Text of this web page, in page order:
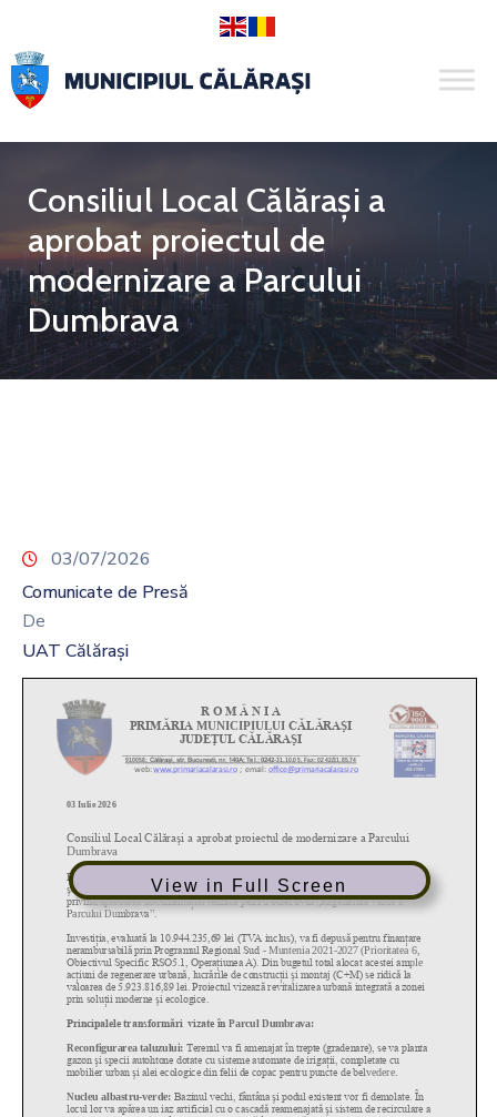
Consiliul Local Călărași a
aprobat proiectul de
modernizare a Parcului
Dumbrava
03/07/2026
Comunicate de Presă
De
UAT Călărași
View in Full Screen